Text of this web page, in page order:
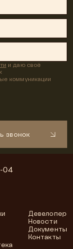
и даю своё
коммуникации
звонок
Девелопер
Новости
Документы
Контакты
04